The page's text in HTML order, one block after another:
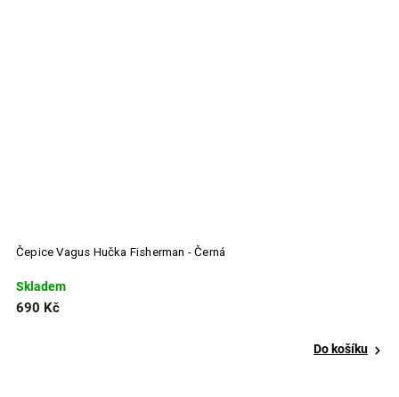
Čepice Vagus Hučka Fisherman - Černá
Skladem
690 Kč
Do košíku